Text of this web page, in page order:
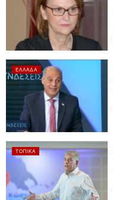
ΕΛΛΆΔΑ
ΤΟΠΙΚΆ